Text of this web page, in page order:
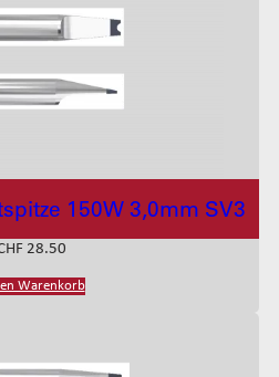
150W 3,0mm SV3
28.50
Warenkorb